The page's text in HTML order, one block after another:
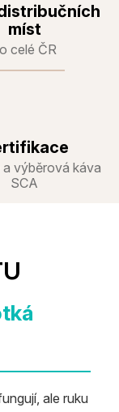
míst
celé ČR
a výběrová káva
SCA
ale ruku